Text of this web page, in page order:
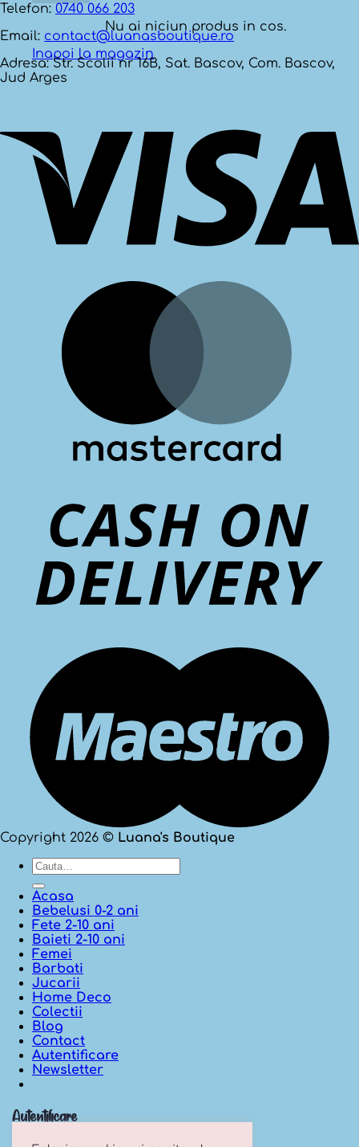
Nu ai niciun produs in cos.
Inapoi la magazin
Telefon: 0740 066 203
Email: contact@luanasboutique.ro
Adresa: Str. Scolii nr 16B, Sat. Bascov, Com. Bascov,
Jud Arges
Copyright 2026 © Luana's Boutique
Cauta
dupa:
Acasa
Bebelusi 0-2 ani
Fete 2-10 ani
Baieti 2-10 ani
Femei
Barbati
Jucarii
Home Deco
Colectii
Blog
Contact
Autentificare
Newsletter
Autentificare